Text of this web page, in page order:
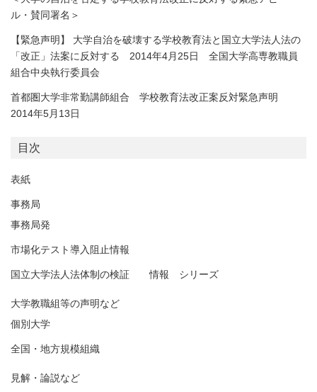
ル・賛同署名＞
【緊急声明】 大学自治を破壊する学校教育法と国立大学法人法の
「改正」法案に反対する 2014年4月25日 全国大学高専教職員
組合中央執行委員会
首都圏大学非常勤講師組合 学校教育法改正案反対緊急声明
2014年5月13日
目次
表紙
事務局
事務局発
市場化テスト導入阻止情報
国立大学法人法体制の検証 情報 シリーズ
大学教職組等の声明など
個別大学
全国・地方規模組織
見解・論説など